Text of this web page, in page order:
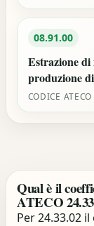
08.91.00
Estrazione
produzione
CODICE ATECO
Qual è il
ATECO
Per 24.33.02